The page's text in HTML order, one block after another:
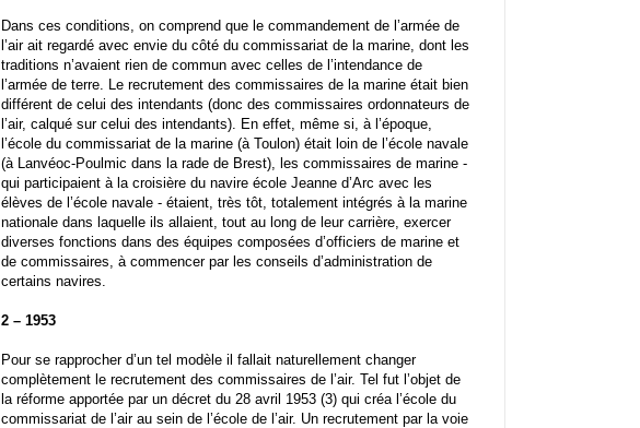
Dans ces conditions, on comprend que le commandement de l’armée de
l’air ait regardé avec envie du côté du commissariat de la marine, dont les
traditions n’avaient rien de commun avec celles de l’intendance de
l’armée de terre. Le recrutement des commissaires de la marine était bien
différent de celui des intendants (donc des commissaires ordonnateurs de
l’air, calqué sur celui des intendants). En effet, même si, à l’époque,
l’école du commissariat de la marine (à Toulon) était loin de l’école navale
(à Lanvéoc-Poulmic dans la rade de Brest), les commissaires de marine -
qui participaient à la croisière du navire école Jeanne d’Arc avec les
élèves de l’école navale - étaient, très tôt, totalement intégrés à la marine
nationale dans laquelle ils allaient, tout au long de leur carrière, exercer
diverses fonctions dans des équipes composées d’officiers de marine et
de commissaires, à commencer par les conseils d’administration de
certains navires.
2 – 1953
Pour se rapprocher d’un tel modèle il fallait naturellement changer
complètement le recrutement des commissaires de l’air. Tel fut l’objet de
la réforme apportée par un décret du 28 avril 1953 (3) qui créa l’école du
commissariat de l’air au sein de l’école de l’air. Un recrutement par la voie